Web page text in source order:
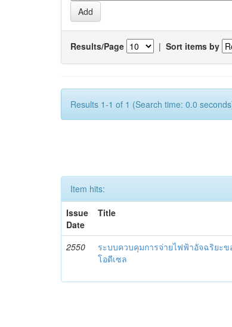
Results/Page | Sort items by
Results 1-1 of 1 (Search time: 0.0
Item hits:
Issue
Date
Title
2550
ระบบควบคุมการจ่ายไฟฟ้าอัจฉริยะข
โอดีเซล